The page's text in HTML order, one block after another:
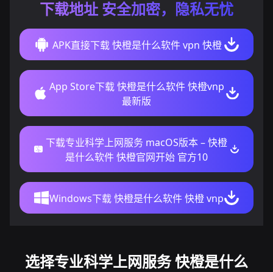
下载地址 安全加密，隐私无忧
APK直接下载 快橙是什么软件 vpn 快橙
App Store下载 快橙是什么软件 快橙vnp
最新版
下载专业科学上网服务 macOS版本 – 快橙
是什么软件 快橙官网开始 官方10
Windows下载 快橙是什么软件 快橙 vnp
选择专业科学上网服务 快橙是什么